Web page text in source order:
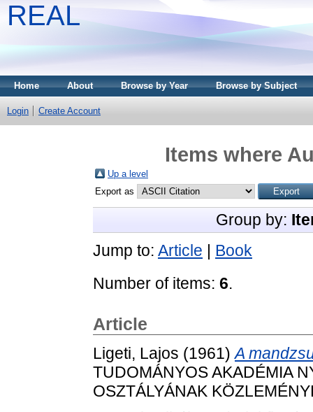
REAL
Home About Browse by Year Browse by Subject
Login Create Account
Items where
Up a level
Export as
Group by:
Jump to: Article | Book
Number of items: 6.
Article
Ligeti, Lajos (1961)A
TUDOMÁNYOS AKADÉMIA
OSZTÁLYÁNAK